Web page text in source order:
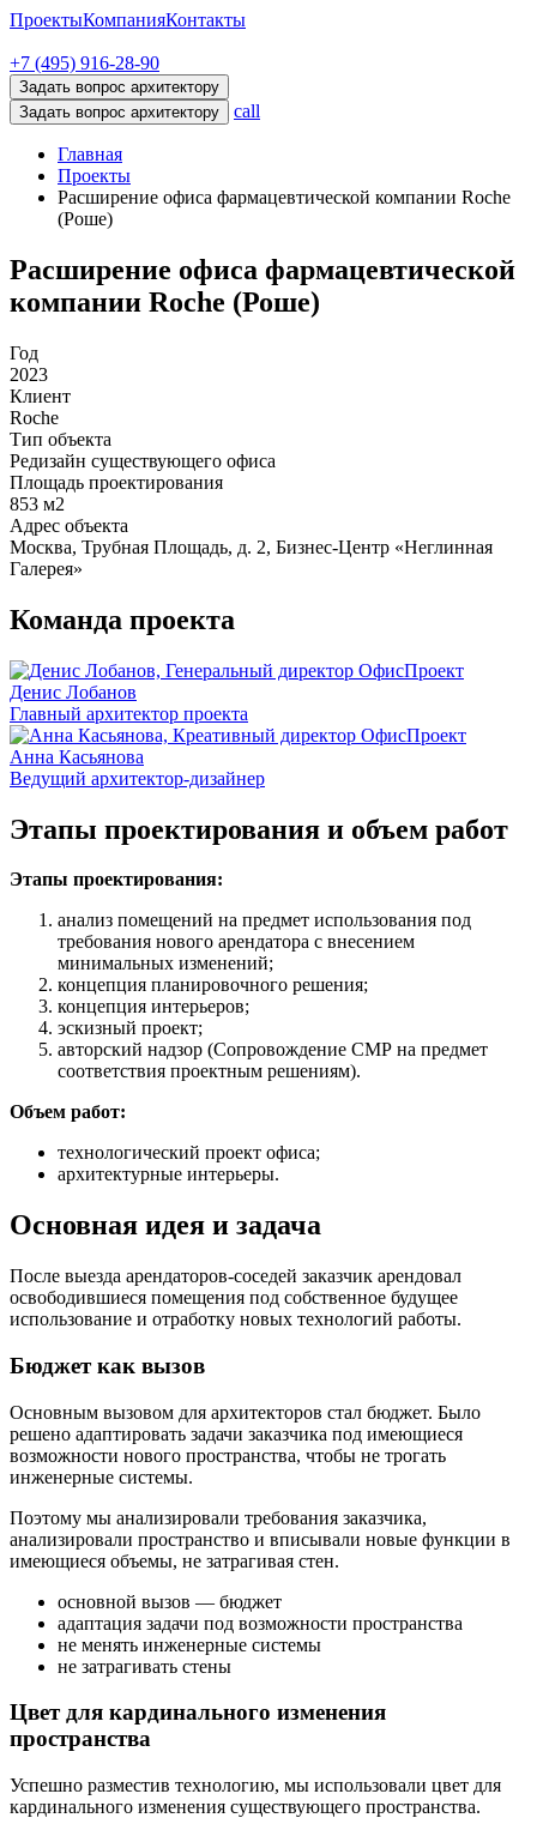
ПроектыКомпанияКонтакты
+7 (495) 916-28-90
Задать вопрос архитектору
Задать вопрос архитектору
call
Главная
Проекты
Расширение офиса фармацевтической компании Roche
(Роше)
Расширение офиса фармацевтической
компании Roche (Роше)
Год
2023
Клиент
Roche
Тип объекта
Редизайн существующего офиса
Площадь проектирования
853 м2
Адрес объекта
Москва, Трубная Площадь, д. 2, Бизнес-Центр «Неглинная
Галерея»
Команда проекта
Денис Лобанов
Главный архитектор проекта
Анна Касьянова
Ведущий архитектор-дизайнер
Этапы проектирования и объем работ
Этапы проектирования:
анализ помещений на предмет использования под
требования нового арендатора с внесением
минимальных изменений;
концепция планировочного решения;
концепция интерьеров;
эскизный проект;
авторский надзор (Сопровождение СМР на предмет
соответствия проектным решениям).
Объем работ:
технологический проект офиса;
архитектурные интерьеры.
Основная идея и задача
После выезда арендаторов-соседей заказчик арендовал
освободившиеся помещения под собственное будущее
использование и отработку новых технологий работы.
Бюджет как вызов
Основным вызовом для архитекторов стал бюджет. Было
решено адаптировать задачи заказчика под имеющиеся
возможности нового пространства, чтобы не трогать
инженерные системы.
Поэтому мы анализировали требования заказчика,
анализировали пространство и вписывали новые функции в
имеющиеся объемы, не затрагивая стен.
основной вызов — бюджет
адаптация задачи под возможности пространства
не менять инженерные системы
не затрагивать стены
Цвет для кардинального изменения
пространства
Успешно разместив технологию, мы использовали цвет для
кардинального изменения существующего пространства.